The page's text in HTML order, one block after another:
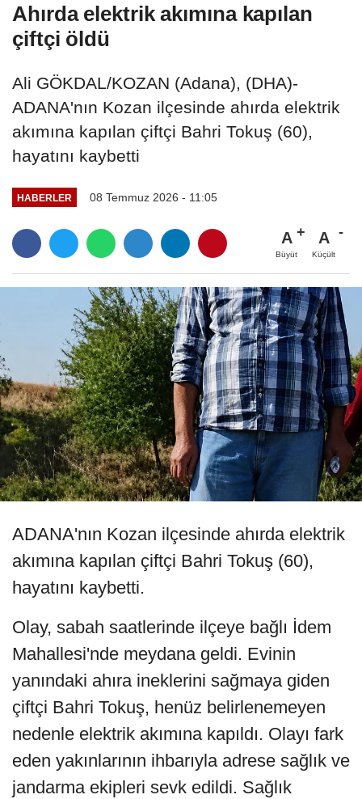
Ahırda elektrik akımına kapılan
çiftçi öldü
Ali GÖKDAL/KOZAN (Adana), (DHA)-
ADANA'nın Kozan ilçesinde ahırda elektrik
akımına kapılan çiftçi Bahri Tokuş (60),
hayatını kaybetti
HABERLER 08 Temmuz 2026 - 11:05
A
Büyüt
A
Küçült
ADANA'nın Kozan ilçesinde ahırda elektrik
akımına kapılan çiftçi Bahri Tokuş (60),
hayatını kaybetti.
Olay, sabah saatlerinde ilçeye bağlı İdem
Mahallesi'nde meydana geldi. Evinin
yanındaki ahıra ineklerini sağmaya giden
çiftçi Bahri Tokuş, henüz belirlenemeyen
nedenle elektrik akımına kapıldı. Olayı fark
eden yakınlarının ihbarıyla adrese sağlık ve
jandarma ekipleri sevk edildi. Sağlık